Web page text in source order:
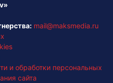
mail@maksmedia.ru
и обработки персональных
сайта